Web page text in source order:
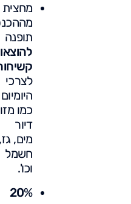
מחצית
תופנה
לצרכי
היומיום
כמו
דיור
מים, גז,
חשמל
וכו'.
20%